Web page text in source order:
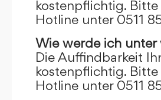
kostenpflichtig.
Hotline unter 0511
Wie werde ich
Die Auffindbarkeit
kostenpflichtig.
Hotline unter 0511